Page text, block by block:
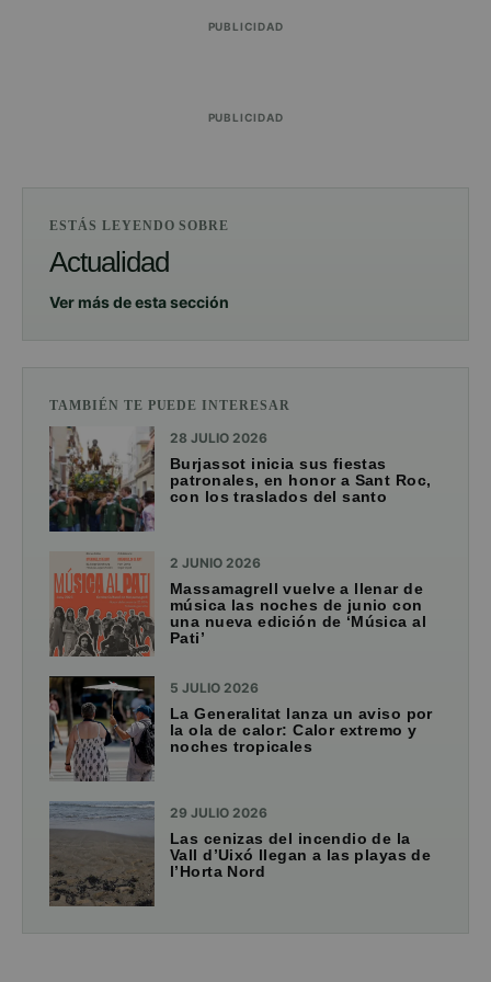
PUBLICIDAD
PUBLICIDAD
ESTÁS LEYENDO SOBRE
Actualidad
Ver más de esta sección
TAMBIÉN TE PUEDE INTERESAR
28 JULIO 2026
Burjassot inicia sus fiestas
patronales, en honor a Sant Roc,
con los traslados del santo
2 JUNIO 2026
Massamagrell vuelve a llenar de
música las noches de junio con
una nueva edición de ‘Música al
Pati’
5 JULIO 2026
La Generalitat lanza un aviso por
la ola de calor: Calor extremo y
noches tropicales
29 JULIO 2026
Las cenizas del incendio de la
Vall d’Uixó llegan a las playas de
l’Horta Nord